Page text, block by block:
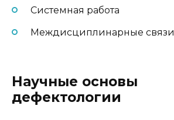
Системная работа
Междисциплинарные связи
Научные основы
дефектологии